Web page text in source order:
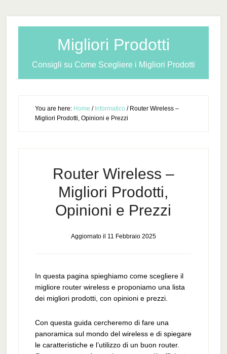
Migliori Prodotti
Consigli su Come Scegliere i Migliori Prodotti
You are here: Home / Informatico /Router Wireless –
Migliori Prodotti, Opinioni e Prezzi
Router Wireless –
Migliori Prodotti,
Opinioni e Prezzi
Aggiornato il 11 Febbraio 2025
In questa pagina spieghiamo come scegliere il
migliore router wireless e proponiamo una lista
dei migliori prodotti, con opinioni e prezzi.
Con questa guida cercheremo di fare una
panoramica sul mondo del wireless e di spiegare
le caratteristiche e l’utilizzo di un buon router.